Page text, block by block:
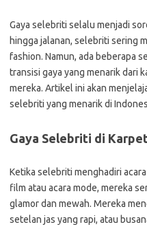
Gaya selebriti selalu menjadi
hingga jalanan, selebriti sering
fashion. Namun, ada beberapa
transisi gaya yang menarik dari
mereka. Artikel ini akan
selebriti yang menarik di
Gaya Selebriti di
Ketika selebriti menghadiri
film atau acara mode, mereka
glamor dan mewah. Mereka
setelan jas yang rapi, atau